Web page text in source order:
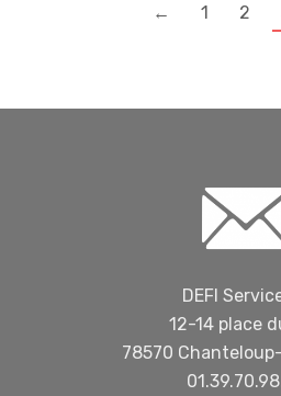
← 1 2
DEFI
12-14 place
78570